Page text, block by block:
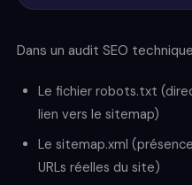
Dans un audit SEO
Le fichier robots.txt
lien vers le sitemap)
Le sitemap.xml
URLs réelles du site)